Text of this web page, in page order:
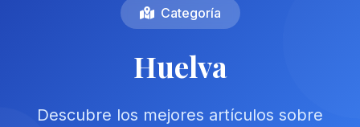
Categoría
Huelva
Descubre los mejores artículos sobre